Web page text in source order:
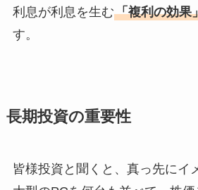
利息が利息を生む「複利の効果
す。
長期投資の重要性
皆様投資と聞くと、真っ先にイ